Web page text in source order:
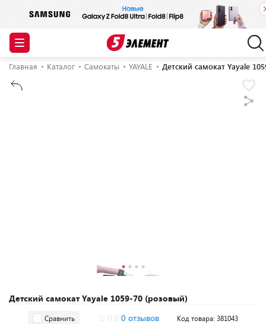
Главная Каталог Самокаты YAYALE Детский самокат Yayale
Детский самокат Yayale 1059-70 (розовый)
Сравнить 0 отзывов Код товара: 381043